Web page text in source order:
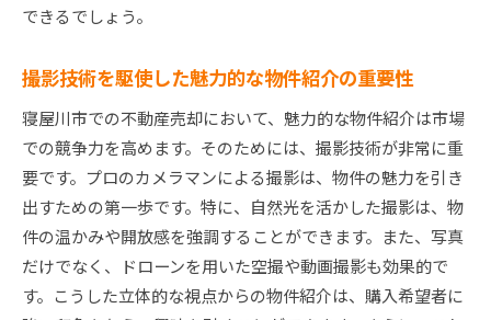
できるでしょう。
撮影技術を駆使した魅力的な物件紹介の重要性
寝屋川市での不動産売却において、魅力的な物件紹介は市場
での競争力を高めます。そのためには、撮影技術が非常に重
要です。プロのカメラマンによる撮影は、物件の魅力を引き
出すための第一歩です。特に、自然光を活かした撮影は、物
件の温かみや開放感を強調することができます。また、写真
だけでなく、ドローンを用いた空撮や動画撮影も効果的で
す。こうした立体的な視点からの物件紹介は、購入希望者に